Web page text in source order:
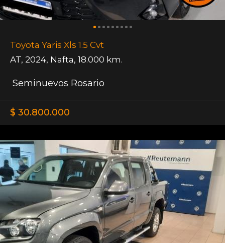
Toyota Yaris Xls 1.5 Cvt
AT, 2024, Nafta, 18.000 km.
Seminuevos Rosario
$ 30.800.000